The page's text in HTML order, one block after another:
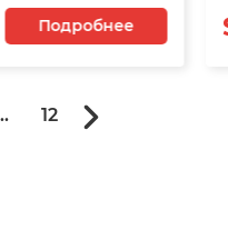
Подробнее
12